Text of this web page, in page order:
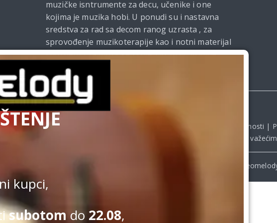
muzičke isntrumente za decu, učenike i one
kojima je muzika hobi. U ponudi su i nastavna
sredstva za rad sa decom ranog uzrasta , za
sprovođenje muzikoterapije kao i notni materijal
i udžbenici za muzičke škole. Od 2021. godine
Beomelody se bavi i izdavačkom delatnošću.
Kupovina na sajtu obavlja se u skladu sa
Politika privatnosti |
©
kupci,
subotomdo 22.08,